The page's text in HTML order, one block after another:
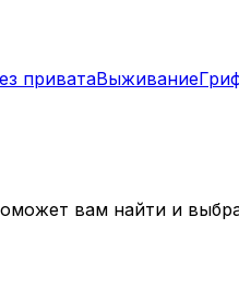
приватаВыживание
вам найти и